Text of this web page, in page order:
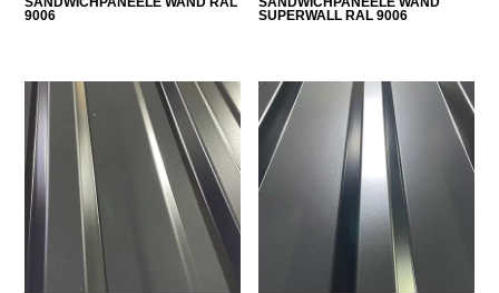
9006
SUPERWALL RAL 9006